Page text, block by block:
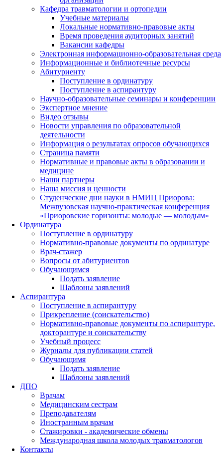
Кафедра травматологии и ортопедии
Учебные материалы
Локальные нормативно-правовые акты
Время проведения аудиторных занятий
Вакансии кафедры
Электронная информационно-образовательная среда
Информационные и библиотечные ресурсы
Абитуриенту
Поступление в ординатуру
Поступление в аспирантуру
Научно-образовательные семинары и конференции
Экспертное мнение
Видео отзывы
Новости управления по образовательной
деятельности
Информация о результатах опросов обучающихся
Страница памяти
Нормативные и правовые акты в образовании и
медицине
Наши партнеры
Наша миссия и ценности
Студенческие дни науки в НМИЦ Приорова:
Межвузовская научно-практическая конференция
«Приоровские горизонты: молодые — молодым»
Ординатура
Поступление в ординатуру
Нормативно-правовые документы по ординатуре
Врач-стажер
Вопросы от абитуриентов
Обучающимся
Подать заявление
Шаблоны заявлений
Аспирантура
Поступление в аспирантуру
Прикрепление (соискательство)
Нормативно-правовые документы по аспирантуре,
докторантуре и соискательству
Учебный процесс
Журналы для публикации статей
Обучающимя
Подать заявление
Шаблоны заявлений
ДПО
Врачам
Медицинским сестрам
Преподавателям
Иностранным врачам
Стажировки - академические обмены
Международная школа молодых травматологов
Контакты